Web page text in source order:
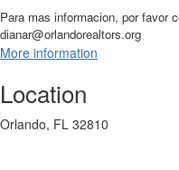
Para mas informacion, por favor
dianar@orlandorealtors.org
More information
Location
Orlando, FL 32810